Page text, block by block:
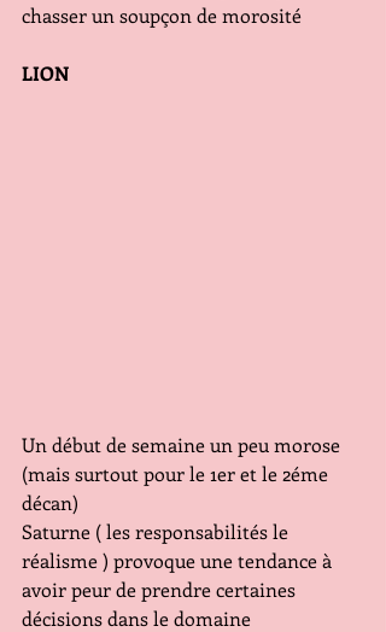
chasser un soupçon de morosité
LION
Un début de semaine un peu morose
(mais surtout pour le 1er et le 2éme
décan)
Saturne ( les responsabilités le
réalisme ) provoque une tendance à
avoir peur de prendre certaines
décisions dans le domaine